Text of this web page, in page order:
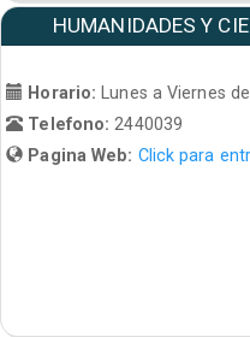
HUMANIDADES Y
Horario: Lunes a Viernes
Telefono:2440039
Pagina Web: Click para